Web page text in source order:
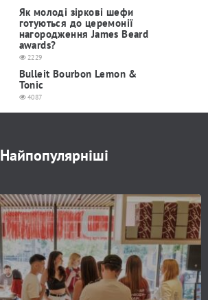
Як молоді зіркові шефи
готуються до церемонії
нагородження James Beard
awards?
2229
Bulleit Bourbon Lemon &
Tonic
4087
Найпопулярніші